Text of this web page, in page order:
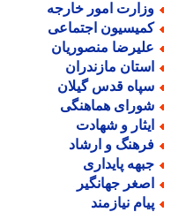
امور خارجه
اجتماعی
منصوریان
مازندران
قدس گیلان
هماهنگی
و شهادت
و ارشاد
پایداری
جهانگیر
نیازمند